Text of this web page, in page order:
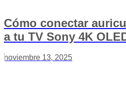
Cómo conectar
a tu TV Sony 4K
noviembre 13, 2025